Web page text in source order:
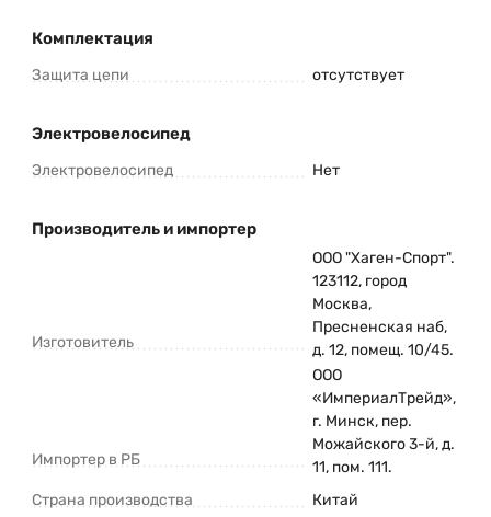
Комплектация
Защита цепи отсутствует
Электровелосипед
Электровелосипед Нет
Производитель и импортер
Изготовитель
ООО "Хаген-Спорт".
123112, город
Москва,
Пресненская наб,
д. 12, помещ. 10/45.
Импортер в РБ
ООО
«ИмпериалТрейд»,
г. Минск, пер.
Можайского 3-й, д.
11, пом. 111.
Страна производства
Китай